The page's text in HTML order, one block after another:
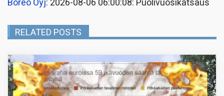
Boreo Oyj: 2026-08-06 06:00:08: Puolivuosikatsaus
RELATED POSTS